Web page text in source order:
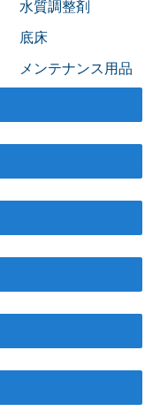
水質調整剤
底床
メンテナンス用品